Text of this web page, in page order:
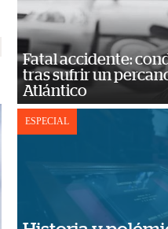
Fatal accidente:
tras sufrir un
Atlántico
ESPECIAL